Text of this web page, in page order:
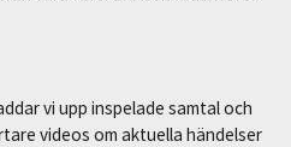
vi upp inspelade samtal och
videos om aktuella händelser